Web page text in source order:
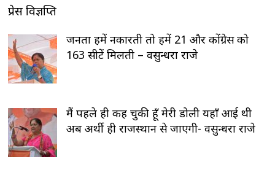
प्रेस विज्ञप्ति
जनता हमें नकारती तो हमें 21 और कोंग्रेस को
163 सीटें मिलती – वसुन्धरा राजे
मैं पहले ही कह चुकी हूँ मेरी डोली यहाँ आई थी
अब अर्थी ही राजस्थान से जाएगी- वसुन्धरा राजे